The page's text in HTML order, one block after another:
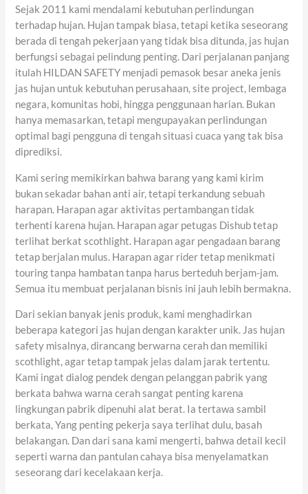
Sejak 2011 kami mendalami kebutuhan perlindungan
terhadap hujan. Hujan tampak biasa, tetapi ketika seseorang
berada di tengah pekerjaan yang tidak bisa ditunda, jas hujan
berfungsi sebagai pelindung penting. Dari perjalanan panjang
itulah HILDAN SAFETY menjadi pemasok besar aneka jenis
jas hujan untuk kebutuhan perusahaan, site project, lembaga
negara, komunitas hobi, hingga penggunaan harian. Bukan
hanya memasarkan, tetapi mengupayakan perlindungan
optimal bagi pengguna di tengah situasi cuaca yang tak bisa
diprediksi.
Kami sering memikirkan bahwa barang yang kami kirim
bukan sekadar bahan anti air, tetapi terkandung sebuah
harapan. Harapan agar aktivitas pertambangan tidak
terhenti karena hujan. Harapan agar petugas Dishub tetap
terlihat berkat scothlight. Harapan agar pengadaan barang
tetap berjalan mulus. Harapan agar rider tetap menikmati
touring tanpa hambatan tanpa harus berteduh berjam-jam.
Semua itu membuat perjalanan bisnis ini jauh lebih bermakna.
Dari sekian banyak jenis produk, kami menghadirkan
beberapa kategori jas hujan dengan karakter unik. Jas hujan
safety misalnya, dirancang berwarna cerah dan memiliki
scothlight, agar tetap tampak jelas dalam jarak tertentu.
Kami ingat dialog pendek dengan pelanggan pabrik yang
berkata bahwa warna cerah sangat penting karena
lingkungan pabrik dipenuhi alat berat. Ia tertawa sambil
berkata, Yang penting pekerja saya terlihat dulu, basah
belakangan. Dan dari sana kami mengerti, bahwa detail kecil
seperti warna dan pantulan cahaya bisa menyelamatkan
seseorang dari kecelakaan kerja.